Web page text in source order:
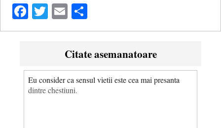
Facebook
Twitter
Email
Citate asemanatoare
Eu consider ca sensul vietii este cea mai presanta
dintre chestiuni.